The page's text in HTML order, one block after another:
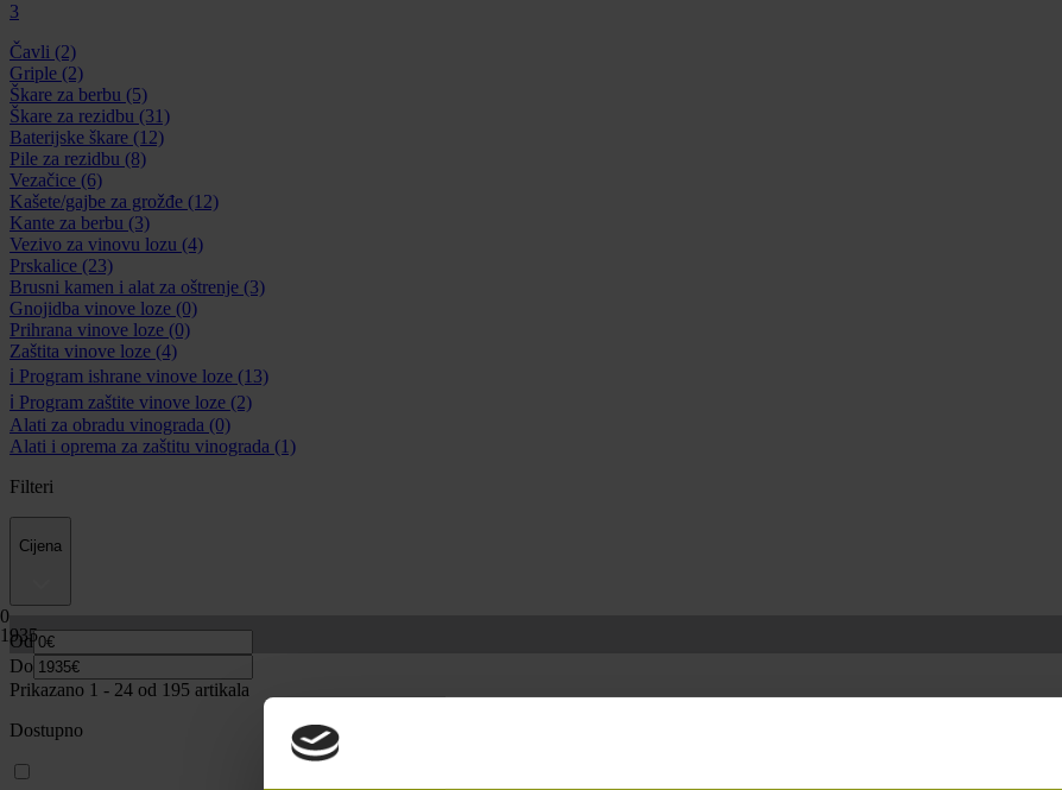
3
Čavli (2)
Griple (2)
Škare za berbu (5)
Škare za rezidbu (31)
Baterijske škare (12)
Pile za rezidbu (8)
Vezačice (6)
Kašete/gajbe za grožđe (12)
Kante za berbu (3)
Vezivo za vinovu lozu (4)
Prskalice (23)
Brusni kamen i alat za oštrenje (3)
Gnojidba vinove loze (0)
Prihrana vinove loze (0)
Zaštita vinove loze (4)
ℹ️ Program ishrane vinove loze (13)
ℹ️ Program zaštite vinove loze (2)
Alati za obradu vinograda (0)
Alati i oprema za zaštitu vinograda (1)
Filteri
Cijena
0
1935
Od
Do
Prikazano 1 - 24 od 195 artikala
Dostupno